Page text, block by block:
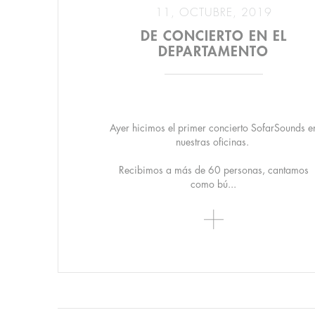
11, OCTUBRE, 2019
DE CONCIERTO EN EL
DEPARTAMENTO
Ayer hicimos el primer concierto SofarSounds
nuestras oficinas.
Recibimos a más de 60 personas, cantamos
como bú...